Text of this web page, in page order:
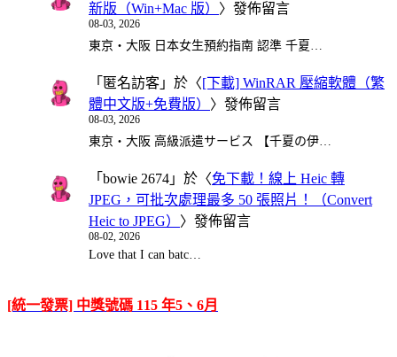
新版（Win+Mac 版） 〉發佈留言
08-03, 2026
東京・大阪 日本女生預約指南 認準 千夏…
「 匿名訪客 」於〈[下載] WinRAR 壓縮軟體（繁
體中文版+免費版） 〉發佈留言
08-03, 2026
東京・大阪 高級派遣サービス 【千夏の伊…
「 bowie 2674 」於〈免下載！線上 Heic 轉
JPEG，可批次處理最多 50 張照片！（Convert
Heic to JPEG） 〉發佈留言
08-02, 2026
Love that I can batc…
[統一發票] 中獎號碼 115 年5、6月